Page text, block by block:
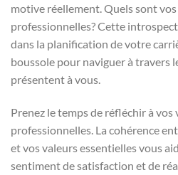
motive réellement. Quels sont
professionnelles? Cette
dans la planification de votre
boussole pour naviguer à travers
présentent à vous.
Prenez le temps de réfléchir à
professionnelles. La cohérence
et vos valeurs essentielles vous
sentiment de satisfaction et de